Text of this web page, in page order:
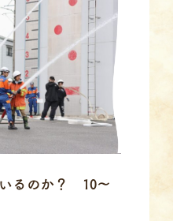
るのか？ 10～